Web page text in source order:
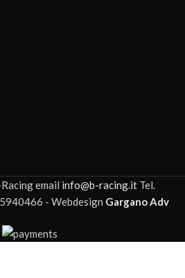
email info@b-racing.itTel.
- Webdesign Gargano Adv